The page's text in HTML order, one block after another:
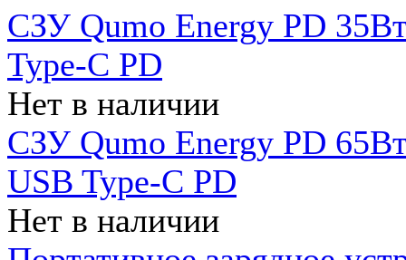
СЗУ Qumo Energy PD
Type-C PD
Нет в наличии
СЗУ Qumo Energy PD
USB Type-C PD
Нет в наличии